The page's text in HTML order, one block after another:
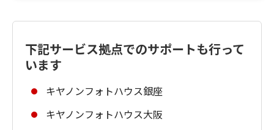
下記サービス拠点でのサポートも行って
います
キヤノンフォトハウス銀座
キヤノンフォトハウス大阪